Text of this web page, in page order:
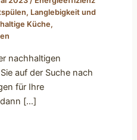
, Langlebigkeit und
Küche,
nachhaltigen
auf der Suche nach
für Ihre
[…]